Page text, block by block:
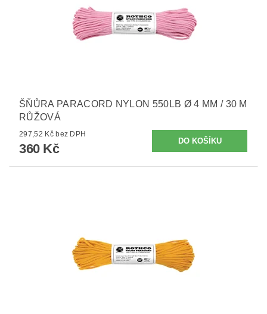
ŠŇŮRA PARACORD NYLON 550LB Ø 4 MM / 30 M
RŮŽOVÁ
297,52 Kč bez DPH
360 Kč